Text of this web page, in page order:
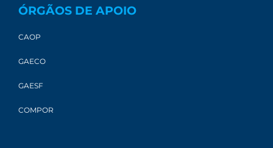
ÓRGÃOS DE APOIO
CAOP
GAECO
GAESF
COMPOR